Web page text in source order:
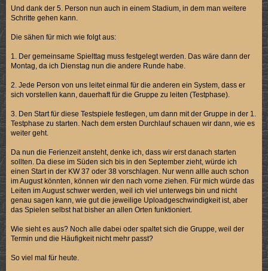
Und dank der 5. Person nun auch in einem Stadium, in dem man weitere
Schritte gehen kann.
Die sähen für mich wie folgt aus:
1. Der gemeinsame Spielttag muss festgelegt werden. Das wäre dann der
Montag, da ich Dienstag nun die andere Runde habe.
2. Jede Person von uns leitet einmal für die anderen ein System, dass er
sich vorstellen kann, dauerhaft für die Gruppe zu leiten (Testphase).
3. Den Start für diese Testspiele festlegen, um dann mit der Gruppe in der 1.
Testphase zu starten. Nach dem ersten Durchlauf schauen wir dann, wie es
weiter geht.
Da nun die Ferienzeit ansteht, denke ich, dass wir erst danach starten
sollten. Da diese im Süden sich bis in den September zieht, würde ich
einen Start in der KW 37 oder 38 vorschlagen. Nur wenn allle auch schon
im August könnten, können wir den nach vorne ziehen. Für mich würde das
Leiten im August schwer werden, weil ich viel unterwegs bin und nicht
genau sagen kann, wie gut die jeweilige Uploadgeschwindigkeit ist, aber
das Spielen selbst hat bisher an allen Orten funktioniert.
Wie sieht es aus? Noch alle dabei oder spaltet sich die Gruppe, weil der
Termin und die Häufigkeit nicht mehr passt?
So viel mal für heute.